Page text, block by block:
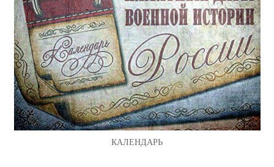
КАЛЕНДАРЬ